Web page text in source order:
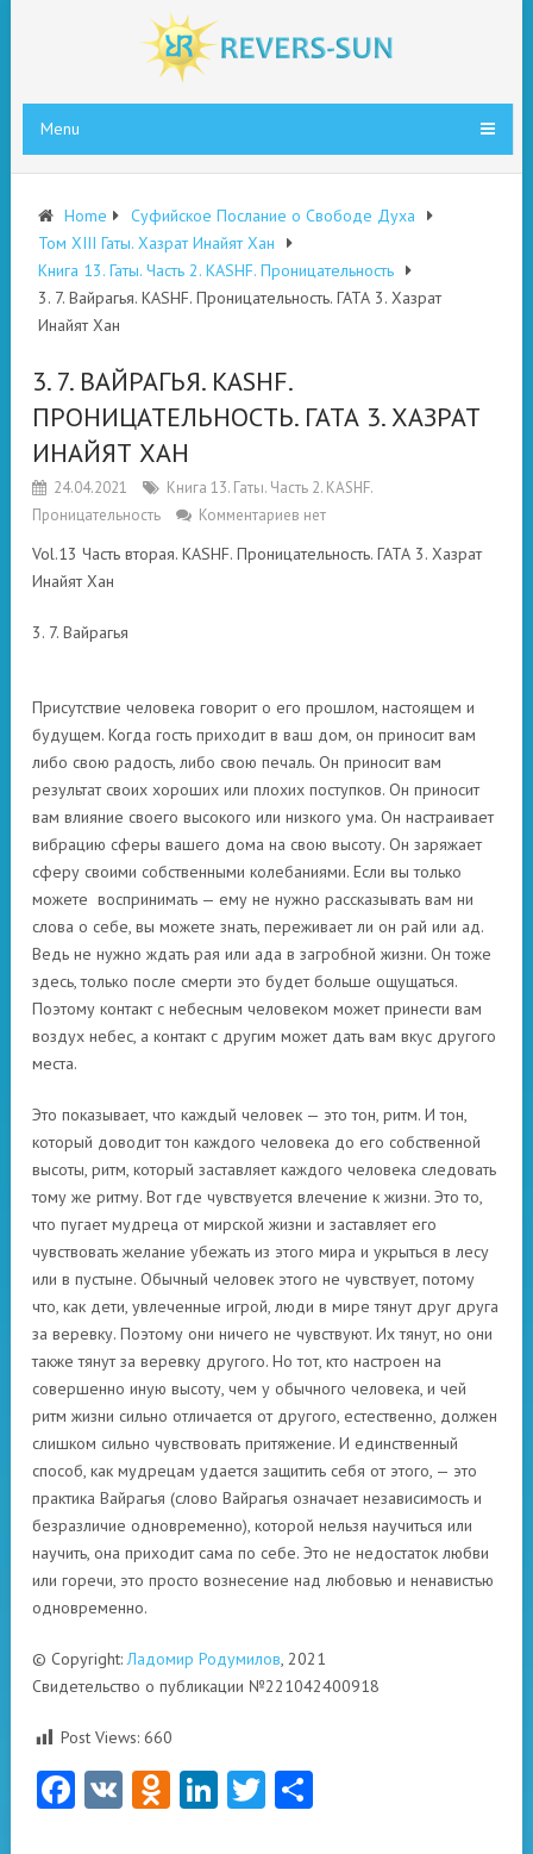
Menu
Home
Суфийское Послание о Свободе Духа
Том XIII Гаты. Хазрат Инайят Хан
Книга 13. Гаты. Часть 2. KASHF. Проницательность
3. 7. Вайрагья. KASHF. Проницательность. ГАТА 3. Хазрат
Инайят Хан
3. 7. ВАЙРАГЬЯ. KASHF.
ПРОНИЦАТЕЛЬНОСТЬ. ГАТА 3. ХАЗРАТ
ИНАЙЯТ ХАН
24.04.2021
Книга 13. Гаты. Часть 2. KASHF.
Проницательность
Комментариев нет
Vol.13 Часть вторая. KASHF. Проницательность. ГАТА 3. Хазрат
Инайят Хан
3. 7. Вайрагья
Присутствие человека говорит о его прошлом, настоящем и
будущем. Когда гость приходит в ваш дом, он приносит вам
либо свою радость, либо свою печаль. Он приносит вам
результат своих хороших или плохих поступков. Он приносит
вам влияние своего высокого или низкого ума. Он настраивает
вибрацию сферы вашего дома на свою высоту. Он заряжает
сферу своими собственными колебаниями. Если вы только
можете воспринимать — ему не нужно рассказывать вам ни
слова о себе, вы можете знать, переживает ли он рай или ад.
Ведь не нужно ждать рая или ада в загробной жизни. Он тоже
здесь, только после смерти это будет больше ощущаться.
Поэтому контакт с небесным человеком может принести вам
воздух небес, а контакт с другим может дать вам вкус другого
места.
Это показывает, что каждый человек — это тон, ритм. И тон,
который доводит тон каждого человека до его собственной
высоты, ритм, который заставляет каждого человека следовать
тому же ритму. Вот где чувствуется влечение к жизни. Это то,
что пугает мудреца от мирской жизни и заставляет его
чувствовать желание убежать из этого мира и укрыться в лесу
или в пустыне. Обычный человек этого не чувствует, потому
что, как дети, увлеченные игрой, люди в мире тянут друг друга
за веревку. Поэтому они ничего не чувствуют. Их тянут, но они
также тянут за веревку другого. Но тот, кто настроен на
совершенно иную высоту, чем у обычного человека, и чей
ритм жизни сильно отличается от другого, естественно, должен
слишком сильно чувствовать притяжение. И единственный
способ, как мудрецам удается защитить себя от этого, — это
практика Вайрагья (слово Вайрагья означает независимость и
безразличие одновременно), которой нельзя научиться или
научить, она приходит сама по себе. Это не недостаток любви
или горечи, это просто вознесение над любовью и ненавистью
одновременно.
© Copyright:Ладомир Родумилов, 2021
Свидетельство о публикации №221042400918
Post Views: 660
Facebook
VK Odnoklassniki
LinkedIn
Twitter